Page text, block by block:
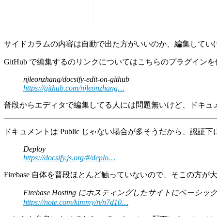
サイドカラムの内容は自動で出た方がいいのか、編集して
GitHub で編集するのリンクについてはこちらのプラグイン
njleonzhang/docsify-edit-on-github
https://github.com/njleonzhang…
普段からエディタで編集してる人には問題無いけど、ドキ
ドキュメントは Public じゃない場合が多そうだから、認証
Deploy
https://docsify.js.org/#/deplo…
Firebase 自体を普段ほとんど触っていないので、そこの方が
Firebase Hosting にホスティングしたサイトにベーシッ
https://note.com/kimmy/n/n7d10…